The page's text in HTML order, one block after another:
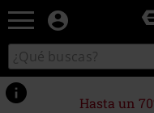
Buscar
en
el
catálogo
Hasta un